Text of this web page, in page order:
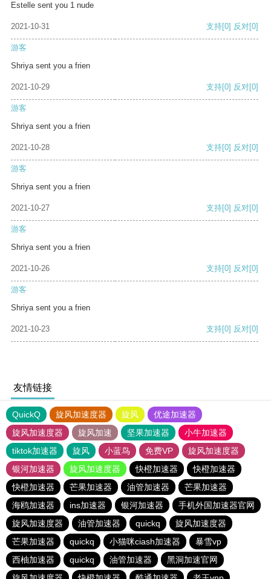
Estelle sent you 1 nude
2021-10-31 支持[0] 反对[0]
游客
Shriya sent you a frien
2021-10-29 支持[0] 反对[0]
游客
Shriya sent you a frien
2021-10-28 支持[0] 反对[0]
游客
Shriya sent you a frien
2021-10-27 支持[0] 反对[0]
游客
Shriya sent you a frien
2021-10-26 支持[0] 反对[0]
游客
Shriya sent you a frien
2021-10-23 支持[0] 反对[0]
友情链接
QuickQ 旋风加速度器 旋风
优途加速器
旋风加速度器
旋风加速 坚果加速器
小牛加速器
tiktok加速器
旋风 小蓝鸟 免费VP
旋风加速度器
银河加速器
旋风加速度器 快橙加速器
快橙加速器
快橙加速器
芒果加速器 油管加速器
芒果加速器
海鸥加速器
ins加速器 银河加速器
手机外国加速器官网
旋风加速度器
油管加速器 quickq
旋风加速度器
芒果加速器
quickq 小猫咪ciash加速器
暴雪vp
西柚加速器
quickq 油管加速器
黑洞加速官网